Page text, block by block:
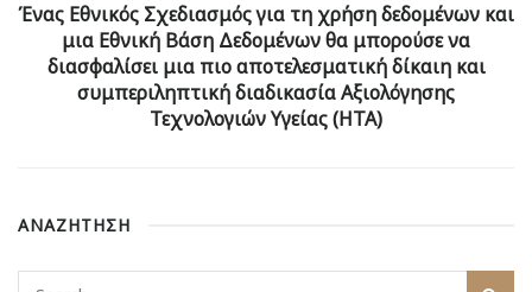
Ένας Εθνικός Σχεδιασμός για τη χρήση δεδομένων και
μια Εθνική Βάση Δεδομένων θα μπορούσε να
διασφαλίσει μια πιο αποτελεσματική δίκαιη και
συμπεριληπτική διαδικασία Αξιολόγησης
Τεχνολογιών Υγείας (ΗΤΑ)
ΑΝΑΖΗΤΗΣΗ